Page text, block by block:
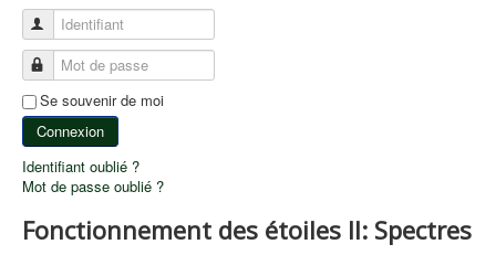
Identifiant
Mot de passe
Se souvenir de moi
Connexion
Identifiant oublié ?
Mot de passe oublié ?
Fonctionnement des étoiles II: Spectres